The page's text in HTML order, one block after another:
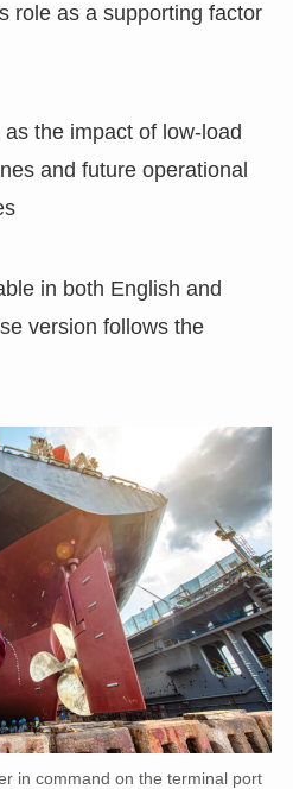
role as a supporting factor
the impact of low-load
and future operational
in both English and
version follows the
in command on the terminal port